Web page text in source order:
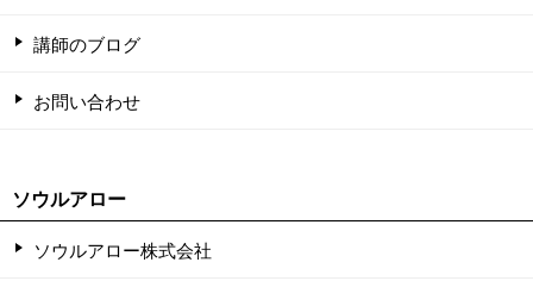
講師のブログ
お問い合わせ
ソウルアロー
ソウルアロー株式会社